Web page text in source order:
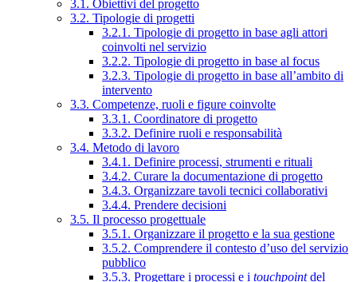
3.1. Obiettivi del progetto
3.2. Tipologie di progetti
3.2.1. Tipologie di progetto in base agli attori
coinvolti nel servizio
3.2.2. Tipologie di progetto in base al focus
3.2.3. Tipologie di progetto in base all’ambito di
intervento
3.3. Competenze, ruoli e figure coinvolte
3.3.1. Coordinatore di progetto
3.3.2. Definire ruoli e responsabilità
3.4. Metodo di lavoro
3.4.1. Definire processi, strumenti e rituali
3.4.2. Curare la documentazione di progetto
3.4.3. Organizzare tavoli tecnici collaborativi
3.4.4. Prendere decisioni
3.5. Il processo progettuale
3.5.1. Organizzare il progetto e la sua gestione
3.5.2. Comprendere il contesto d’uso del servizio
pubblico
3.5.3. Progettare i processi e i touchpointdel